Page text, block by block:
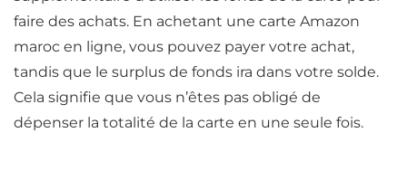
faire des achats. En achetant une carte Amazon
maroc en ligne, vous pouvez payer votre achat,
tandis que le surplus de fonds ira dans votre solde.
Cela signifie que vous n’êtes pas obligé de
dépenser la totalité de la carte en une seule fois.